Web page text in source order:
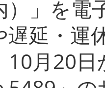
）」を電
遅延・運
10月20